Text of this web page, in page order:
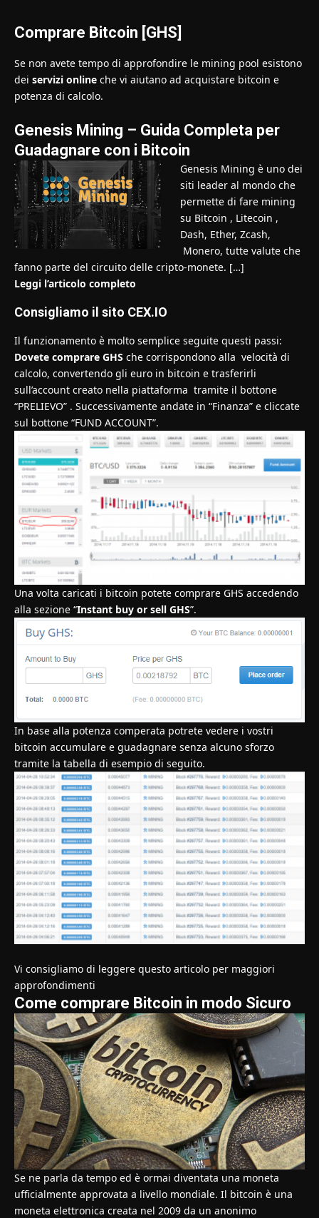
Comprare Bitcoin [GHS]
Se non avete tempo di approfondire le mining pool esistono
dei servizi online che vi aiutano ad acquistare bitcoin e
potenza di calcolo.
Genesis Mining – Guida Completa per
Guadagnare con i Bitcoin
Genesis Mining è uno dei
siti leader al mondo che
permette di fare mining
su Bitcoin , Litecoin ,
Dash, Ether, Zcash,
Monero, tutte valute che
fanno parte del circuito delle cripto-monete. […]
Leggi l’articolo completo
Consigliamo il sito CEX.IO
Il funzionamento è molto semplice seguite questi passi:
Dovete comprare GHS che corrispondono alla velocità di
calcolo, convertendo gli euro in bitcoin e trasferirli
sull’account creato nella piattaforma tramite il bottone
“PRELIEVO” . Successivamente andate in “Finanza” e cliccate
sul bottone “FUND ACCOUNT”.
Una volta caricati i bitcoin potete comprare GHS accedendo
alla sezione “Instant buy or sell GHS”.
In base alla potenza comperata potrete vedere i vostri
bitcoin accumulare e guadagnare senza alcuno sforzo
tramite la tabella di esempio di seguito.
Vi consigliamo di leggere questo articolo per maggiori
approfondimenti
Come comprare Bitcoin in modo Sicuro
Se ne parla da tempo ed è ormai diventata una moneta
ufficialmente approvata a livello mondiale. Il bitcoin è una
moneta elettronica creata nel 2009 da un anonimo